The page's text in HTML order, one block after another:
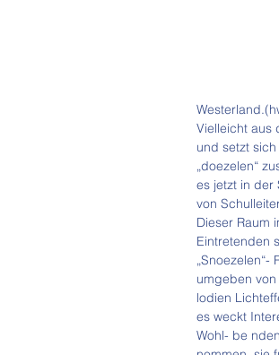
Vielleicht aus
und setzt sich
„doezelen“
es jetzt in der
von
Dieser Raum
Eintretenden
umgeben
lodien
es weckt
Wohl- be